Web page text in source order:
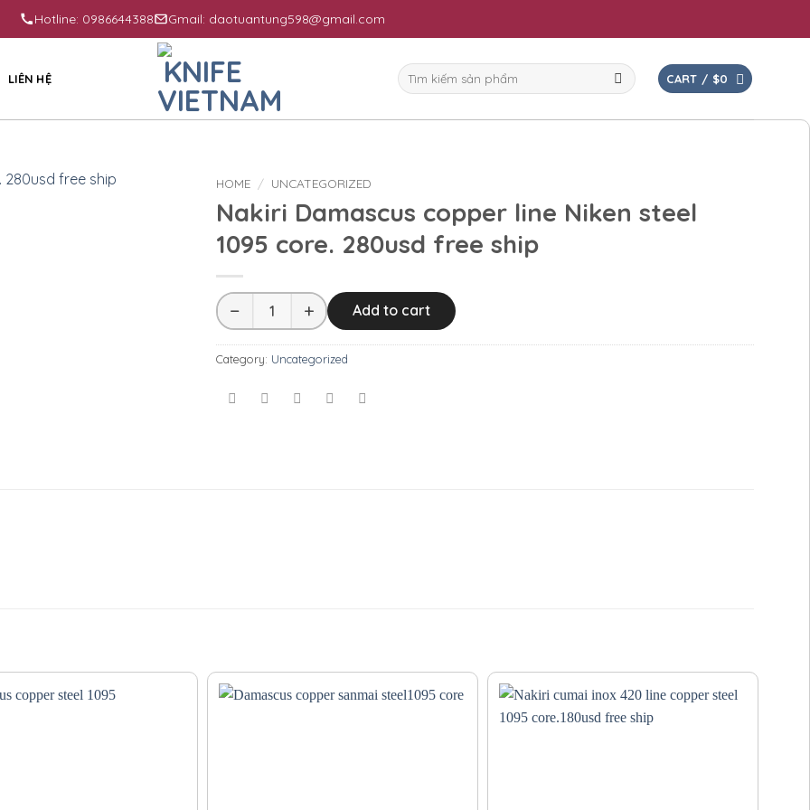
Hotline: 0986644388 Gmail: daotuantung598@gmail.com
LIÊN HỆ
Search
for:
CART / $0
HOME / UNCATEGORIZED
Nakiri Damascus copper line Niken steel
1095 core. 280usd free ship
− + Add to cart
Category: Uncategorized